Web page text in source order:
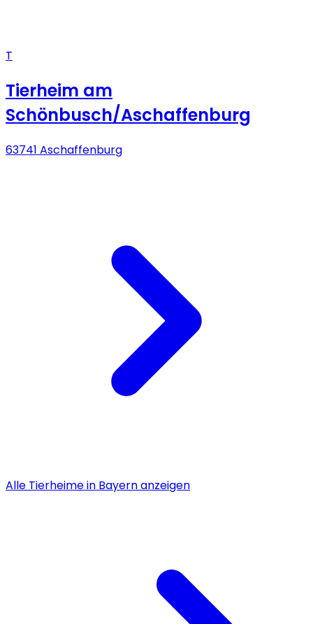
T
Tierheim am
Schönbusch/Aschaffenburg
63741 Aschaffenburg
Alle Tierheimein Bayernanzeigen